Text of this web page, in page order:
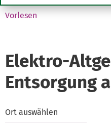
Vorlesen
Elektro-
Entsorgung
Ort auswählen